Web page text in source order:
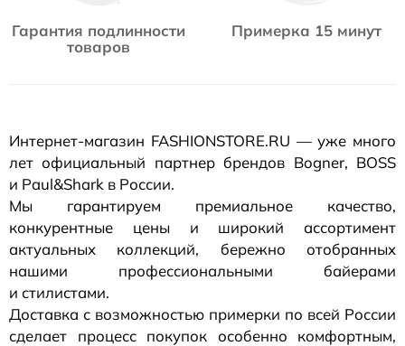
Гарантия подлинности
товаров
Примерка 15 минут
Интернет-магазин FASHIONSTORE.RU — уже много
лет официальный партнер брендов Bogner, BOSS
и Paul&Shark в России.
Мы гарантируем премиальное качество,
конкурентные цены и широкий ассортимент
актуальных коллекций, бережно отобранных
нашими профессиональными байерами
и стилистами.
Доставка с возможностью примерки по всей России
сделает процесс покупок особенно комфортным,